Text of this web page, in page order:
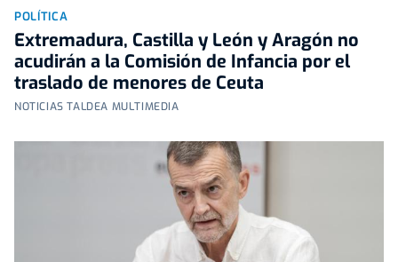
POLÍTICA
Extremadura, Castilla y León y Aragón no
acudirán a la Comisión de Infancia por el
traslado de menores de Ceuta
NOTICIAS TALDEA MULTIMEDIA